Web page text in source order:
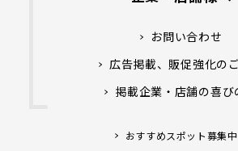
お問い合わせ
広告掲載、販促強化の
掲載企業・店舗の喜び
おすすめスポット募集中